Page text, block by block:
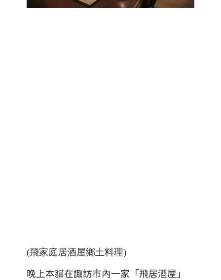
(飛家庭居酒屋鄉土料理)
晚上本貓在諏訪市內一家「飛居酒屋」